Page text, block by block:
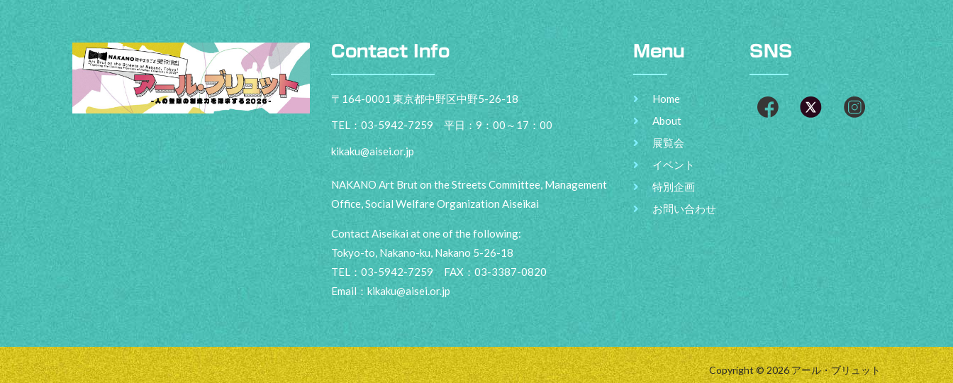
Contact Info
〒164-0001 東京都中野区中野5-26-18
TEL：03-5942-7259 平日：9：00～17：00
kikaku@aisei.or.jp
NAKANO Art Brut on the Streets Committee, Management
Office, Social Welfare Organization Aiseikai
Contact Aiseikai at one of the following:
Tokyo-to, Nakano-ku, Nakano 5-26-18
TEL：03-5942-7259 FAX：03-3387-0820
Email： kikaku@aisei.or.jp
Menu
Home
About
展覧会
イベント
特別企画
お問い合わせ
SNS
Copyright © 2026 アール・ブリュット